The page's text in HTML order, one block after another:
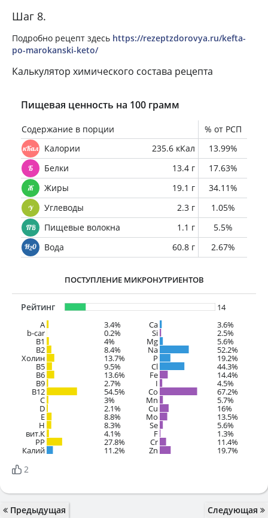
Шаг 8.
Подробно рецепт здесь https://rezeptzdorovya.ru/kefta-
po-marokanski-keto/
Калькулятор химического состава рецепта
Пищевая ценность на 100 грамм
Содержание в порции
% от РСП
Калории
235.6 кКал
13.99%
Белки
13.4 г
17.63%
Жиры
19.1 г
34.11%
Углеводы
2.3 г
1.05%
Пищевые волокна
1.1 г
5.5%
Вода
60.8 г 2.67%
ПОСТУПЛЕНИЕ МИКРОНУТРИЕНТОВ
Рейтинг
14
A
3.4%
b-car 0.2%
В1 4%
B2 8.4%
Холин 13.7%
B5 9.5%
B6 13.6%
B9 2.7%
B12 54.5%
C 3%
D 2.1%
E 8.8%
H 8.3%
вит.К 4.1%
PP 27.8%
Калий 11.2%
Ca 3.6%
Si 2.5%
Mg 5.6%
Na 52.2%
P 19.2%
Cl 44.3%
Fe 14.4%
I 4.5%
Co 67.2%
Mn 5.7%
Cu 16%
Mo 13.5%
Se 5.6%
F 1.3%
Cr 11.4%
Zn 19.7%
2
Предыдущая Следующая